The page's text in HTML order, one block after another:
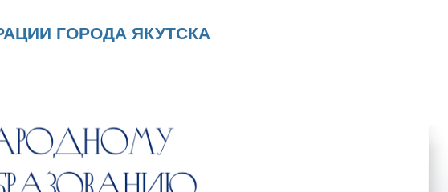
ГОРОДА ЯКУТСКА